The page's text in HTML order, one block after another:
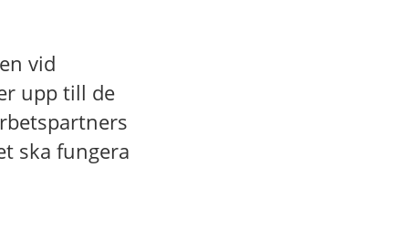
vid
upp till de
ska fungera